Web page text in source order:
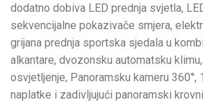
dodatno dobiva LED prednja svjetla,
sekvencijalne pokazivače smjera,
grijana prednja sportska sjedala u
alkantare, dvozonsku automatsku
osvjetljenje, Panoramsku kameru
naplatke i zadivljujući panoramski